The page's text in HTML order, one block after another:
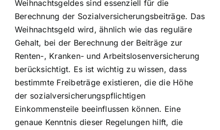
Weihnachtsgeldes sind essenziell für die
Berechnung der Sozialversicherungsbeiträge. Das
Weihnachtsgeld wird, ähnlich wie das reguläre
Gehalt, bei der Berechnung der Beiträge zur
Renten-, Kranken- und Arbeitslosenversicherung
berücksichtigt. Es ist wichtig zu wissen, dass
bestimmte Freibeträge existieren, die die Höhe
der sozialversicherungspflichtigen
Einkommensteile beeinflussen können. Eine
genaue Kenntnis dieser Regelungen hilft, die